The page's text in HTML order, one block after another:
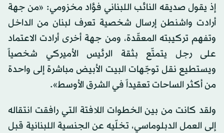
إذ يقول صديقه النائب اللبناني فؤاد مخزومي: «من جهة
أرادت واشنطن إرسال شخصية تعرف لبنان من الداخل
وتفهم تركيبته المعقّدة، ومن جهة أخرى أرادت الاعتماد
على رجل يتمتّع بثقة الرئيس الأميركي شخصياً
ويستطيع نقل توجّهات البيت الأبيض مباشرة إلى واحدة
من أكثر الساحات تعقيداً في الشرق الأوسط».
ولقد كانت من بين الخطوات اللافتة التي رافقت انتقاله
إلى العمل الدبلوماسي، تخلّيه عن الجنسية اللبنانية قبل